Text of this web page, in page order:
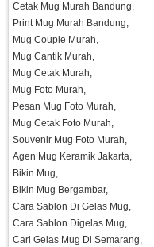
Cetak Mug Murah Bandung,
Print Mug Murah Bandung,
Mug Couple Murah,
Mug Cantik Murah,
Mug Cetak Murah,
Mug Foto Murah,
Pesan Mug Foto Murah,
Mug Cetak Foto Murah,
Souvenir Mug Foto Murah,
Agen Mug Keramik Jakarta,
Bikin Mug,
Bikin Mug Bergambar,
Cara Sablon Di Gelas Mug,
Cara Sablon Digelas Mug,
Cari Gelas Mug Di Semarang,